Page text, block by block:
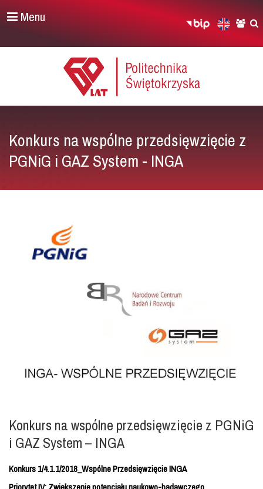
Menu
Konkurs na wspólne przedsięwzięcie z
PGNiG i GAZ System - INGA
Konkurs na wspólne przedsięwzięcie z PGNiG
i GAZ System – INGA
Konkurs 1/4.1.1/2018_Wspólne PrzedsięwzięcieINGA